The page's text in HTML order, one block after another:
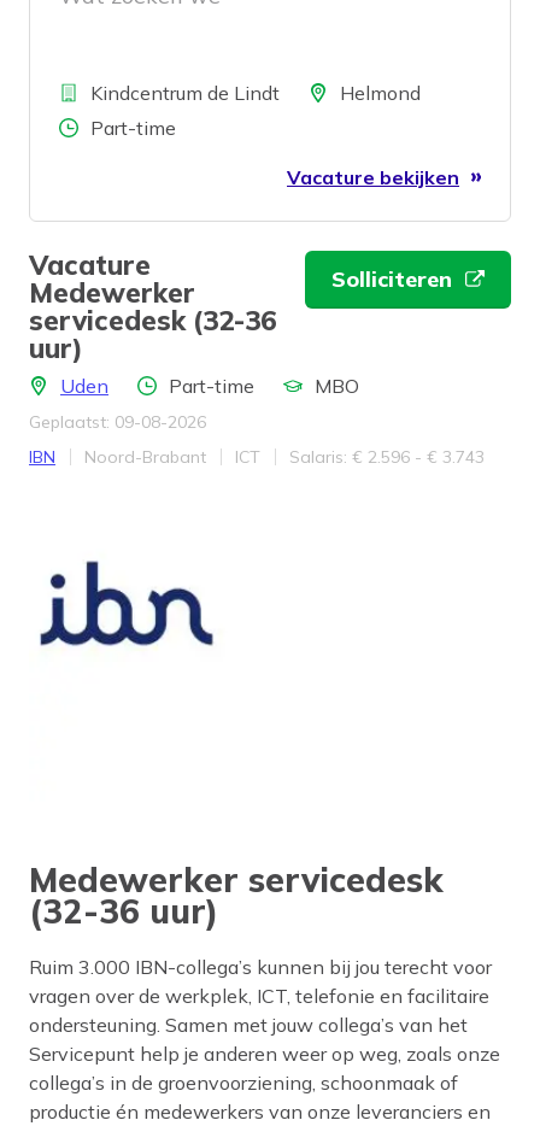
BedrijfKindcentrum de LindtLocatieHelmond
Aantal uren
Part-time
Vacature bekijken
Vacature
Medewerker
servicedesk (32-36
uur)
Solliciteren
LocatieUden Aantal uren
Part-time Opleidingsniveau
MBO
Geplaatst: 09-08-2026
Bedrijf
IBN Provincie
Noord-Brabant Werkveld
ICT Salaris
Salaris: € 2.596 - € 3.743
Medewerker servicedesk
(32-36 uur)
Ruim 3.000 IBN-collega’s kunnen bij jou terecht voor
vragen over de werkplek, ICT, telefonie en facilitaire
ondersteuning. Samen met jouw collega’s van het
Servicepunt help je anderen weer op weg, zoals onze
collega’s in de groenvoorziening, schoonmaak of
productie én medewerkers van onze leveranciers en